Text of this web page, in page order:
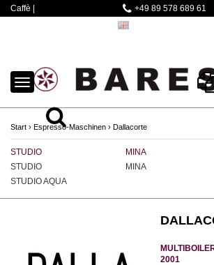
Caffè |
+49 89 578 689 61
TOGGLE
NAVIGATION
Start › Espresso-Maschinen › Dallacorte
STUDIO
STUDIO
STUDIO AQUA
MINA
MINA
2001